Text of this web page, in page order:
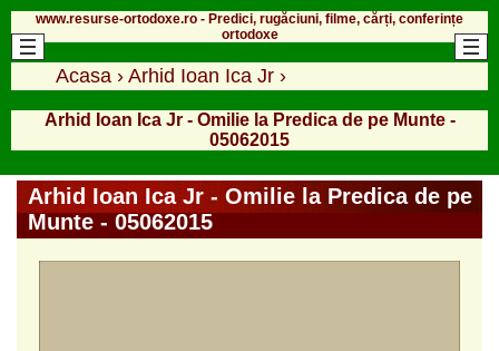
www.resurse-ortodoxe.ro - Predici, rugăciuni, filme, cărți, conferințe
ortodoxe
Acasa › Arhid Ioan Ica Jr ›
Arhid Ioan Ica Jr - Omilie la Predica de pe Munte -
05062015
Arhid Ioan Ica Jr - Omilie la Predica de pe
Munte - 05062015